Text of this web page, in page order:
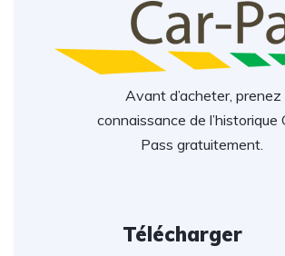
Avant d’acheter, prenez
connaissance de l’historique
Pass gratuitement.
Télécharger